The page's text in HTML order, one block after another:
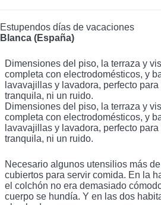
Estupendos días de vacaciones
Blanca (España)
Dimensiones del piso, la terraza y
completa con electrodomésticos, y
lavavajillas y lavadora, perfecto
tranquila, ni un ruido.
Dimensiones del piso, la terraza y
completa con electrodomésticos, y
lavavajillas y lavadora, perfecto
tranquila, ni un ruido.
Necesario algunos utensilios más
cubiertos para servir comida. En la
el colchón no era demasiado
cuerpo se hundía. Y en las dos